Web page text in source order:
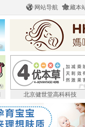
网站导航 收藏本
北京健世堂高科科技